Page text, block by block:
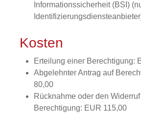
Informationssicherheit (BSI)
Kosten
Erteilung einer Berechtigung:
Abgelehnter Antrag auf
80,00
Rücknahme oder den
Berechtigung: EUR 115,00